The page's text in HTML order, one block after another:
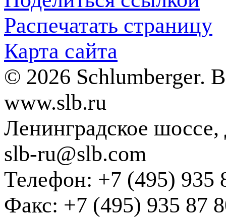
Распечатать страницу
Карта сайта
© 2026 Schlumberger.
www.slb.ru
Ленинградское
slb-ru@slb.com
Телефон: +7 (495) 935
Факс: +7 (495) 935 87